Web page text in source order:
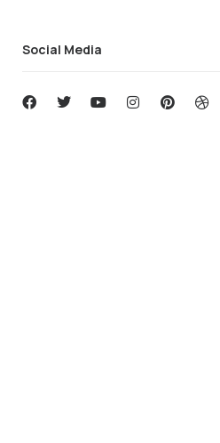
Social Media